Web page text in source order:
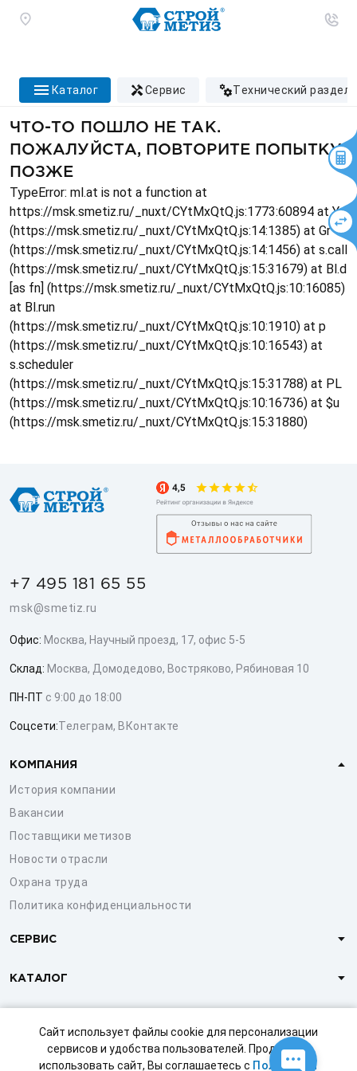
Сайт использует файлы cookie для персонализации
сервисов и удобства пользователей. Продолжая
использовать сайт, Вы соглашаетесь с Политикой
каталог сервис технический раздел
ЧТО-ТО ПОШЛО НЕ ТАК.
ПОЖАЛУЙСТА, ПОВТОРИТЕ ПОПЫТКУ
ПОЗЖЕ
TypeError: ml.at is not a function at
https://msk.smetiz.ru/_nuxt/CYtMxQtQ.js:1773:60894 at Ys
(https://msk.smetiz.ru/_nuxt/CYtMxQtQ.js:14:1385) at Gr
(https://msk.smetiz.ru/_nuxt/CYtMxQtQ.js:14:1456) at s.call
(https://msk.smetiz.ru/_nuxt/CYtMxQtQ.js:15:31679) at Bl.d
[as fn] (https://msk.smetiz.ru/_nuxt/CYtMxQtQ.js:10:16085)
at Bl.run
(https://msk.smetiz.ru/_nuxt/CYtMxQtQ.js:10:1910) at p
(https://msk.smetiz.ru/_nuxt/CYtMxQtQ.js:10:16543) at
s.scheduler
(https://msk.smetiz.ru/_nuxt/CYtMxQtQ.js:15:31788) at PL
(https://msk.smetiz.ru/_nuxt/CYtMxQtQ.js:10:16736) at $u
(https://msk.smetiz.ru/_nuxt/CYtMxQtQ.js:15:31880)
+7 495 181 65 55
msk@smetiz.ru
Офис: Москва, Научный проезд, 17, офис 5-5
Склад: Москва, Домодедово, Востряково, Рябиновая 10
ПН-ПТ с 9:00 до 18:00
Соцсети:Телеграм, ВКонтакте
КОМПАНИЯ
История компании
Вакансии
Поставщики метизов
Новости отрасли
Охрана труда
Политика конфиденциальности
СЕРВИС
КАТАЛОГ